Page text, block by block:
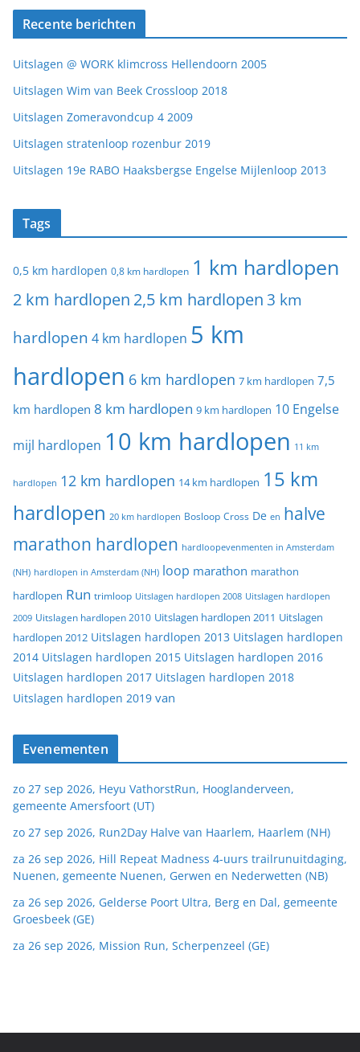
Recente berichten
Uitslagen @ WORK klimcross Hellendoorn 2005
Uitslagen Wim van Beek Crossloop 2018
Uitslagen Zomeravondcup 4 2009
Uitslagen stratenloop rozenbur 2019
Uitslagen 19e RABO Haaksbergse Engelse Mijlenloop 2013
Tags
0,5 km hardlopen 0,8 km hardlopen 1 km hardlopen
2 km hardlopen 2,5 km hardlopen 3 km
hardlopen 4 km hardlopen 5 km
hardlopen 6 km hardlopen 7 km hardlopen 7,5
km hardlopen 8 km hardlopen 9 km hardlopen 10 Engelse
mijl hardlopen 10 km hardlopen 11 km
hardlopen 12 km hardlopen 14 km hardlopen 15 km
hardlopen 20 km hardlopen Bosloop Cross De en halve
marathon hardlopen hardloopevenmenten in Amsterdam
(NH) hardlopen in Amsterdam (NH) loop marathon marathon
hardlopen Run trimloop Uitslagen hardlopen 2008 Uitslagen hardlopen
2009 Uitslagen hardlopen 2010 Uitslagen hardlopen 2011 Uitslagen
hardlopen 2012 Uitslagen hardlopen 2013 Uitslagen hardlopen
2014 Uitslagen hardlopen 2015 Uitslagen hardlopen 2016
Uitslagen hardlopen 2017 Uitslagen hardlopen 2018
Uitslagen hardlopen 2019 van
Evenementen
zo 27 sep 2026, Heyu VathorstRun, Hooglanderveen,
gemeente Amersfoort (UT)
zo 27 sep 2026, Run2Day Halve van Haarlem, Haarlem (NH)
za 26 sep 2026, Hill Repeat Madness 4-uurs trailrunuitdaging,
Nuenen, gemeente Nuenen, Gerwen en Nederwetten (NB)
za 26 sep 2026, Gelderse Poort Ultra, Berg en Dal, gemeente
Groesbeek (GE)
za 26 sep 2026, Mission Run, Scherpenzeel (GE)